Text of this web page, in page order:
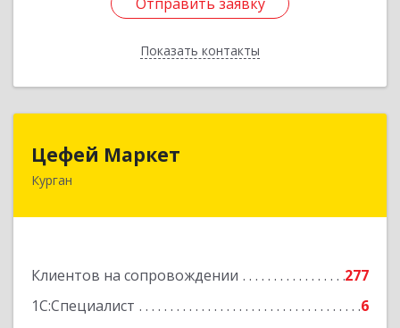
Показать контакты
Назад
Цефей Маркет
Курган
Клиентов на сопровождении
277
1С:Специалист
6
640002, Курганская обл, Курган г, М.Горького